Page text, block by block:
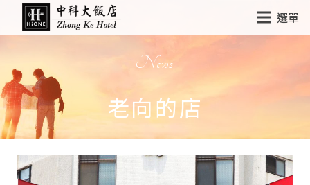
選單
News
老向的店